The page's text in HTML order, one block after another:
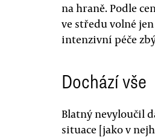
na hraně. Podle
ve středu volné
intenzivní péče
Dochází vše
Blatný nevyloučil
situace [jako v